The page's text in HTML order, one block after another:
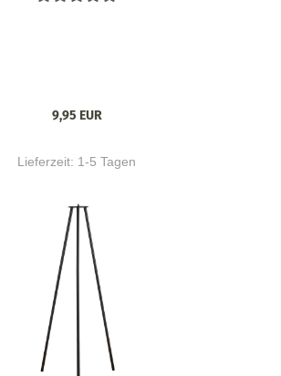
9,95 EUR
Lieferzeit: 1-5 Tagen